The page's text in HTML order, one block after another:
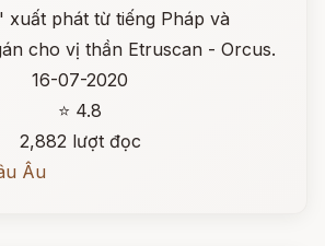
xuất phát từ tiếng Pháp và
cho vị thần Etruscan - Orcus.
16-07-2020
⭐ 4.8
2,882 lượt đọc
Âu